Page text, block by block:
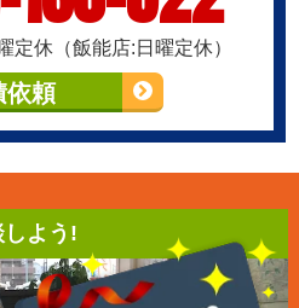
定休（飯能店:日曜定休）
依頼
よう!